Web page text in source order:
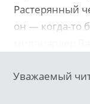
Растерянный
он — когда-то
Уважаемый